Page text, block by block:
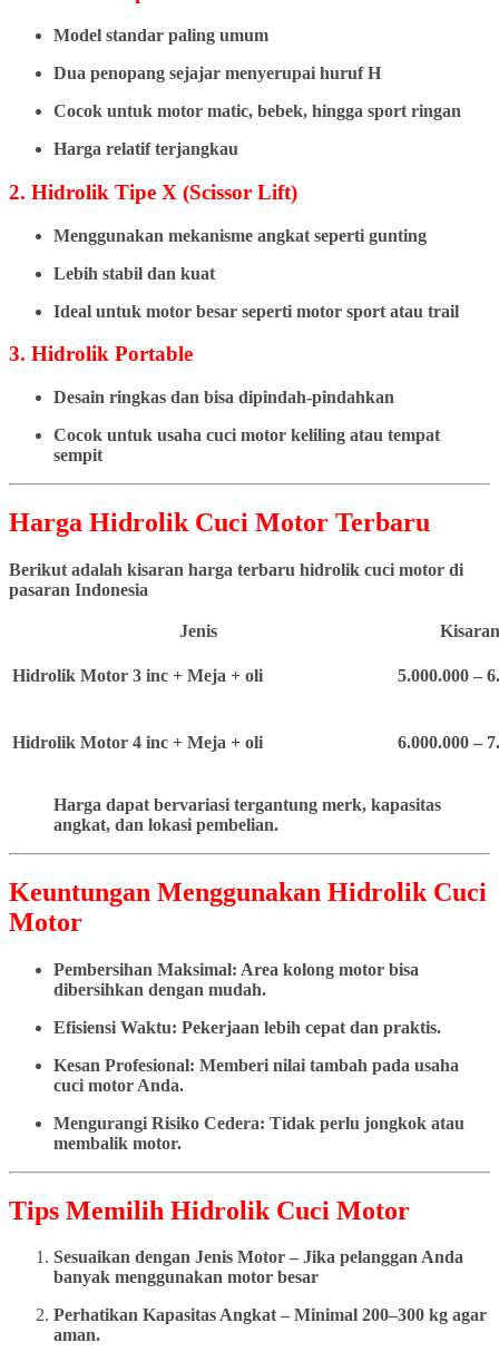
Model standar paling umum
Dua penopang sejajar menyerupai huruf H
Cocok untuk motor matic, bebek, hingga sport ringan
Harga relatif terjangkau
2. Hidrolik Tipe X (Scissor Lift)
Menggunakan mekanisme angkat seperti gunting
Lebih stabil dan kuat
Ideal untuk motor besar seperti motor sport atau trail
3. Hidrolik Portable
Desain ringkas dan bisa dipindah-pindahkan
Cocok untuk usaha cuci motor keliling atau tempat
sempit
Harga Hidrolik Cuci Motor Terbaru
Berikut adalah kisaran harga terbaru hidrolik cuci motor di
pasaran Indonesia
Jenis
Hidrolik Motor 3 inc + Meja + oli 5.000.000 –
Hidrolik Motor 4 inc + Meja + oli 6.000.000 –
Harga dapat bervariasi tergantung merk, kapasitas
angkat, dan lokasi pembelian.
Keuntungan Menggunakan Hidrolik Cuci
Motor
Pembersihan Maksimal: Area kolong motor bisa
dibersihkan dengan mudah.
Efisiensi Waktu: Pekerjaan lebih cepat dan praktis.
Kesan Profesional: Memberi nilai tambah pada usaha
cuci motor Anda.
Mengurangi Risiko Cedera: Tidak perlu jongkok atau
membalik motor.
Tips Memilih Hidrolik Cuci Motor
Sesuaikan dengan Jenis Motor – Jika pelanggan Anda
banyak menggunakan motor besar
Perhatikan Kapasitas Angkat – Minimal 200–300 kg agar
aman.